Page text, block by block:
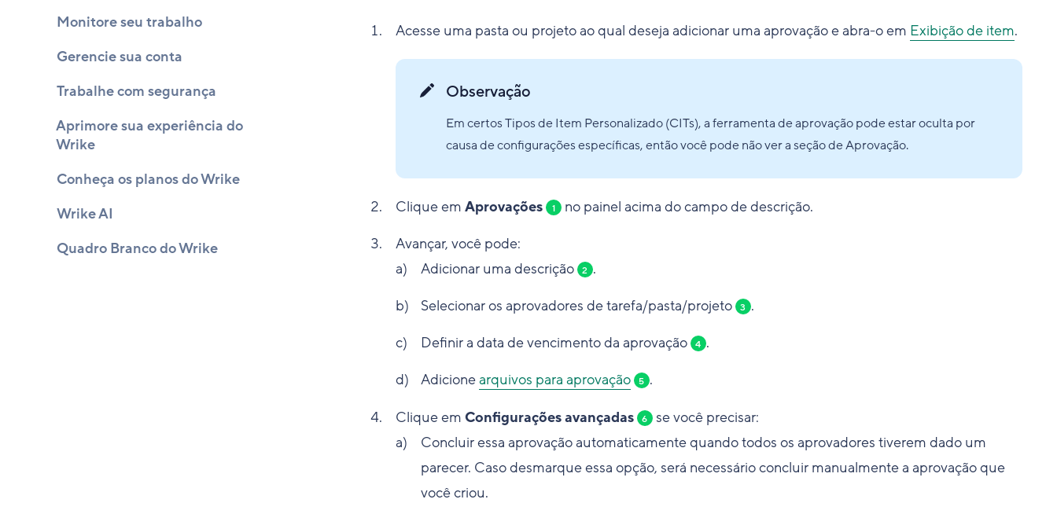
Monitore seu trabalho
Gerencie sua conta
Trabalhe com segurança
Aprimore sua experiência do
Wrike
Conheça os planos do Wrike
Wrike AI
Quadro Branco do Wrike
Acesse uma pasta ou projeto ao qual deseja adicionar uma aprovação e abra-o em Exibição de item.
Observação
Em certos Tipos de Item Personalizado (CITs), a ferramenta de aprovação pode estar oculta por
causa de configurações específicas, então você pode não ver a seção de Aprovação.
Clique em Aprovações 1 no painel acima do campo de descrição.
Avançar, você pode:
Adicionar uma descrição
2 .
Selecionar os aprovadores de tarefa/pasta/projeto
3 .
Definir a data de vencimento da aprovação
4 .
Adicionearquivos para aprovação 5 .
Clique em Configurações avançadas 6 se você precisar:
Concluir essa aprovação automaticamente quando todos os aprovadores tiverem dado um
parecer. Caso desmarque essa opção, será necessário concluir manualmente a aprovação que
você criou.